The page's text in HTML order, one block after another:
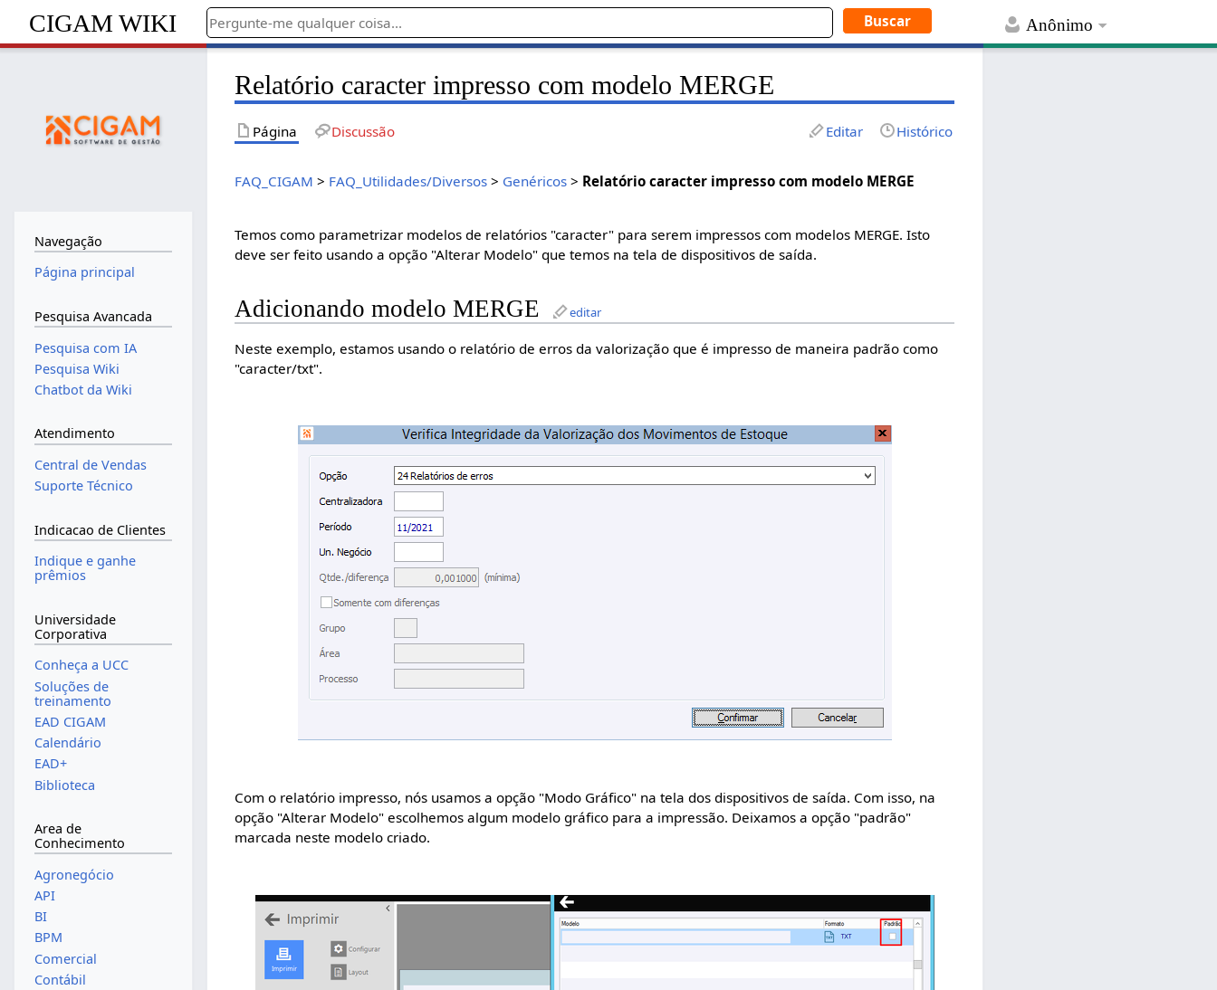
Anônimo
CIGAM WIKI
Relatório caracter impresso com modelo MERGE
Página Discussão Editar Histórico
FAQ_CIGAM > FAQ_Utilidades/Diversos > Genéricos > Relatório caracter impresso com modelo MERGE
Temos como parametrizar modelos de relatórios "caracter" para serem impressos com modelos MERGE. Isto
deve ser feito usando a opção "Alterar Modelo" que temos na tela de dispositivos de saída.
Adicionando modelo MERGE editar
Neste exemplo, estamos usando o relatório de erros da valorização que é impresso de maneira padrão como
"caracter/txt".
Com o relatório impresso, nós usamos a opção "Modo Gráfico" na tela dos dispositivos de saída. Com isso, na
opção "Alterar Modelo" escolhemos algum modelo gráfico para a impressão. Deixamos a opção "padrão"
marcada neste modelo criado.
Navegação
Página principal
Pesquisa Avancada
Pesquisa com IA
Pesquisa Wiki
Chatbot da Wiki
Atendimento
Central de Vendas
Suporte Técnico
Indicacao de Clientes
Indique e ganhe
prêmios
Universidade
Corporativa
Conheça a UCC
Soluções de
treinamento
EAD CIGAM
Calendário
EAD+
Biblioteca
Area de
Conhecimento
Agronegócio
API
BI
BPM
Comercial
Contábil